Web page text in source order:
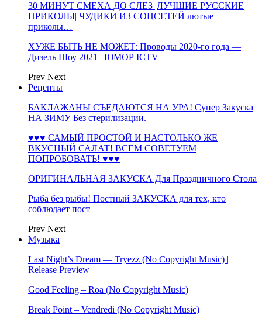
30 МИНУТ СМЕХА ДО СЛЕЗ |ЛУЧШИЕ РУССКИЕ
ПРИКОЛЫ| ЧУДИКИ ИЗ СОЦСЕТЕЙ лютые
приколы…
ХУЖЕ БЫТЬ НЕ МОЖЕТ: Проводы 2020-го года —
Дизель Шоу 2021 | ЮМОР ICTV
Prev Next
Рецепты
БАКЛАЖАНЫ СЪЕДАЮТСЯ НА УРА! Супер Закуска
НА ЗИМУ Без стерилизации.
♥♥♥ САМЫЙ ПРОСТОЙ И НАСТОЛЬКО ЖЕ
ВКУСНЫЙ САЛАТ! ВСЕМ СОВЕТУЕМ
ПОПРОБОВАТЬ! ♥♥♥
ОРИГИНАЛЬНАЯ ЗАКУСКА Для Праздничного Стола
Рыба без рыбы! Постный ЗАКУСКА для тех, кто
соблюдает пост
Prev Next
Музыка
Last Night’s Dream — Tryezz (No Copyright Music) |
Release Preview
Good Feeling – Roa (No Copyright Music)
Break Point – Vendredi (No Copyright Music)